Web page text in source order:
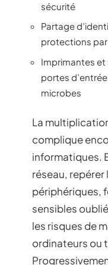
sécurité
Partage
protections
Imprimantes
portes
microbes
La
complique
informatiques.
réseau, repérer
périphériques,
sensibles
les risques de
ordinateurs ou